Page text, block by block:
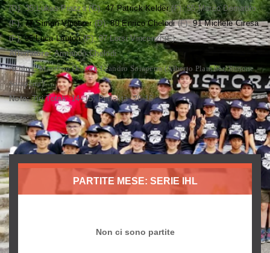
(D), 35 Lukas Piazza (G),47 Patrick Kelder(F), 55 Marco Demattio
(F),77 Simon Vinatzer(D),80 Enrico Chelodi(F),91 Michele Ciresa
(F),96 Luca Lauton(F), 97 Lorsi Vincenzi (F).
Allenatore:Armando Chelodi
Arbitri:Massimo De Col, Leandro Soraperra (Alberto Plancher, Simone
Soraperra)
Note:Tiri Totali: 14–15; Penalità: 26-16.
PARTITE MESE: SERIE IHL
Non ci sono partite